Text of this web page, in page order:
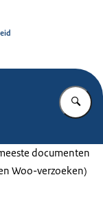
documenten
Woo-verzoeken)